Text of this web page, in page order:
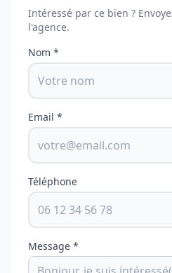
Intéressé par ce bien ?
l'agence.
Nom *
Email *
Téléphone
Message *